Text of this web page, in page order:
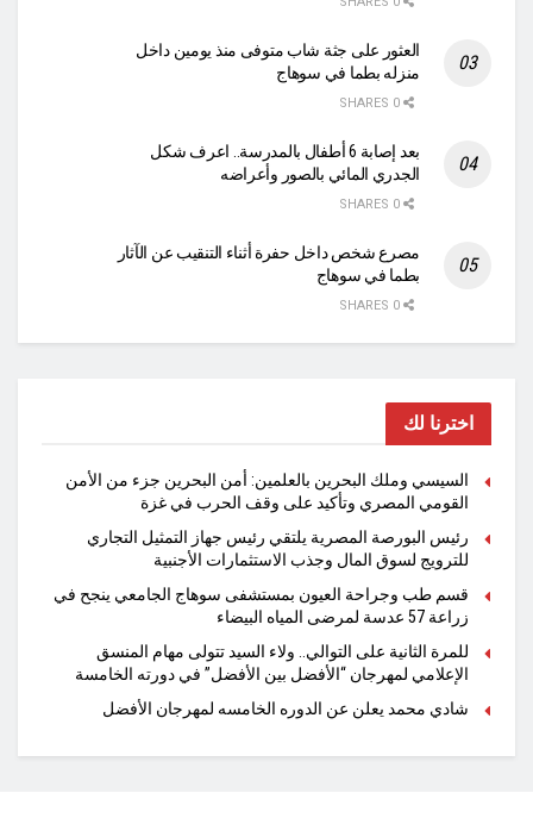
العثور على جثة شاب متوفى منذ يومين داخل
منزله بطما في سوهاج
بعد إصابة 6 أطفال بالمدرسة.. اعرف شكل
الجدري المائي بالصور وأعراضه
مصرع شخص داخل حفرة أثناء التنقيب عن الآثار
بطما في سوهاج
اخترنا لك
السيسي وملك البحرين بالعلمين: أمن البحرين جزء من الأمن
القومي المصري وتأكيد على وقف الحرب في غزة
رئيس البورصة المصرية يلتقي رئيس جهاز التمثيل التجاري
للترويج لسوق المال وجذب الاستثمارات الأجنبية
قسم طب وجراحة العيون بمستشفى سوهاج الجامعي ينجح في
زراعة 57 عدسة لمرضى المياه البيضاء
للمرة الثانية على التوالي.. ولاء السيد تتولى مهام المنسق
الإعلامي لمهرجان “الأفضل بين الأفضل” في دورته الخامسة
شادي محمد يعلن عن الدوره الخامسه لمهرجان الأفضل